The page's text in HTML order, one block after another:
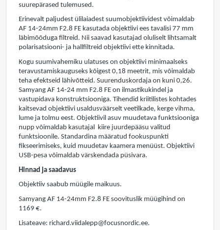
suurepärased tulemused.
Erinevalt paljudest ülilaiadest suumobjektiividest võimaldab
AF 14-24mm F2.8 FE kasutada objektiivi ees tavalisi 77 mm
läbimõõduga filtreid. Nii saavad kasutajad oluliselt lihtsamalt
polarisatsiooni- ja hallfiltreid objektiivi ette kinnitada.
Kogu suumivahemiku ulatuses on objektiivi minimaalseks
teravustamiskauguseks kõigest 0,18 meetrit, mis võimaldab
teha efektseid lähivõtteid. Suurenduskordaja on kuni 0,26.
Samyang AF 14-24 mm F2.8 FE on ilmastikukindel ja
vastupidava konstruktsiooniga. Tihendid kriitilistes kohtades
kaitsevad objektiivi usaldusväärselt veetilkade, kerge vihma,
lume ja tolmu eest. Objektiivil asuv muudetava funktsiooniga
nupp võimaldab kasutajal kiire juurdepääsu valitud
funktsioonile. Standardina määratud fookuspunkti
fikseerimiseks, kuid muudetav kaamera menüüst. Objektiivi
USB-pesa võimaldab värskendada püsivara.
Hinnad ja saadavus
Objektiiv saabub müügile maikuus.
Samyang AF 14-24mm F2.8 FE soovituslik müügihind on
1169 €.
Lisateave: richard.viidalepp@focusnordic.ee.